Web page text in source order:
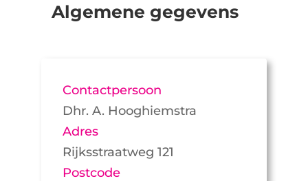
Algemene gegevens
Contactpersoon
Dhr. A. Hooghiemstra
Adres
Rijksstraatweg 121
Postcode